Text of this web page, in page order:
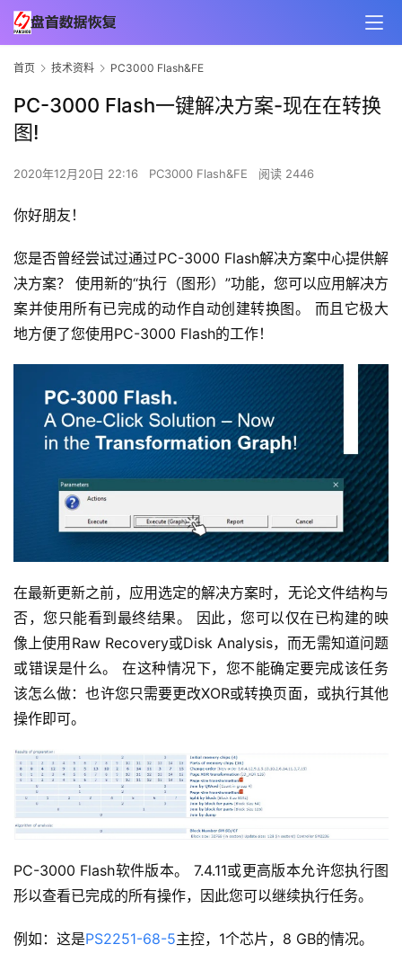
首页 技术资料 PC3000 Flash&FE
PC-3000 Flash一键解决方案-现在在转换
图!
2020年12月20日 22:16 PC3000 Flash&FE 阅读 2446
你好朋友！
您是否曾经尝试过通过PC-3000 Flash解决方案中心提供解
决方案？ 使用新的“执行（图形）”功能，您可以应用解决方
案并使用所有已完成的动作自动创建转换图。 而且它极大
地方便了您使用PC-3000 Flash的工作！
在最新更新之前，应用选定的解决方案时，无论文件结构与
否，您只能看到最终结果。 因此，您可以仅在已构建的映
像上使用Raw Recovery或Disk Analysis，而无需知道问题
或错误是什么。 在这种情况下，您不能确定要完成该任务
该怎么做：也许您只需要更改XOR或转换页面，或执行其他
操作即可。
PC-3000 Flash软件版本。 7.4.11或更高版本允许您执行图
形以查看已完成的所有操作，因此您可以继续执行任务。
例如：这是PS2251-68-5主控，1个芯片，8 GB的情况。